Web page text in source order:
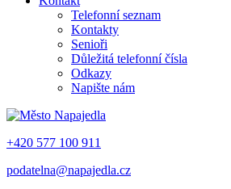
Telefonní seznam
Kontakty
Senioři
Důležitá telefonní čísla
Odkazy
Napište nám
+420 577 100 911
podatelna@napajedla.cz